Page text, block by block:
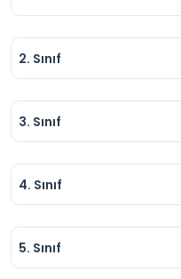
2. Sınıf
3. Sınıf
4. Sınıf
5. Sınıf